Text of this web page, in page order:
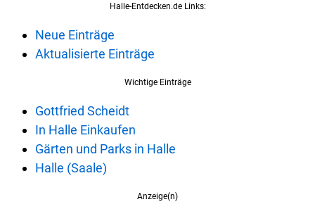
Halle-Entdecken.de Links:
Neue Einträge
Aktualisierte Einträge
Wichtige Einträge
Gottfried Scheidt
In Halle Einkaufen
Gärten und Parks in Halle
Halle (Saale)
Anzeige(n)